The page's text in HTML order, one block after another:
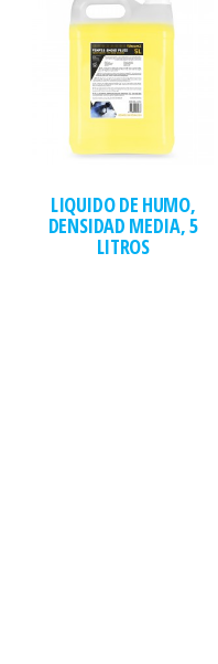
LIQUIDO DE HUMO,
DENSIDAD MEDIA, 5
LITROS